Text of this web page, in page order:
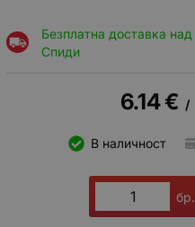
Безплатна доставка над
Спиди
6.14€ /
В наличност
бр.